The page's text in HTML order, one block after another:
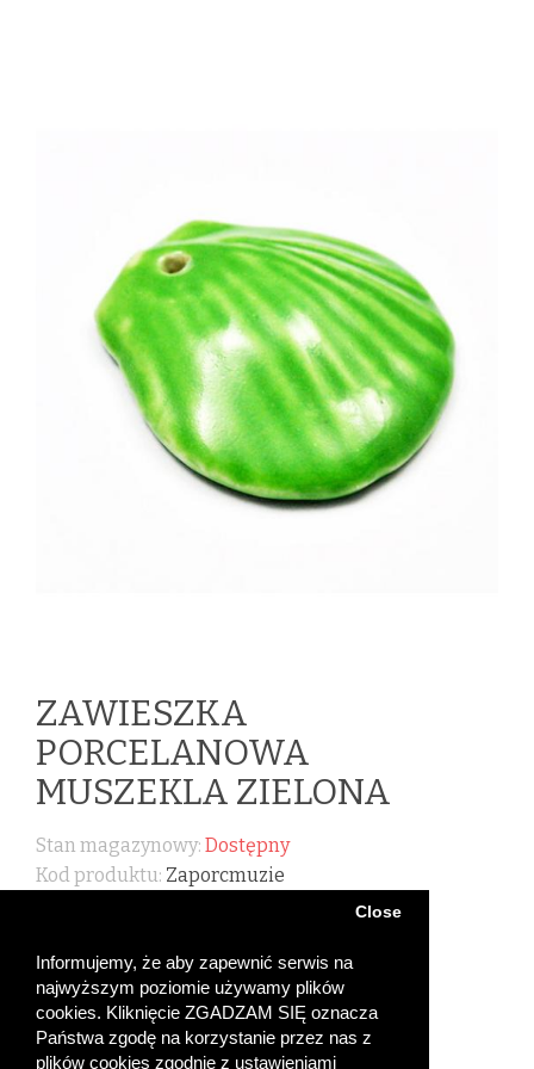
Informujemy, że aby zapewnić serwis na
najwyższym poziomie używamy plików
cookies. Kliknięcie ZGADZAM SIĘ oznacza
Państwa zgodę na korzystanie przez nas z
plików cookies zgodnie z ustawieniami
Close
ZAWIESZKA
PORCELANOWA
MUSZEKLA ZIELONA
Stan magazynowy: Dostępny
Kod produktu: Zaporcmuzie
Ilość